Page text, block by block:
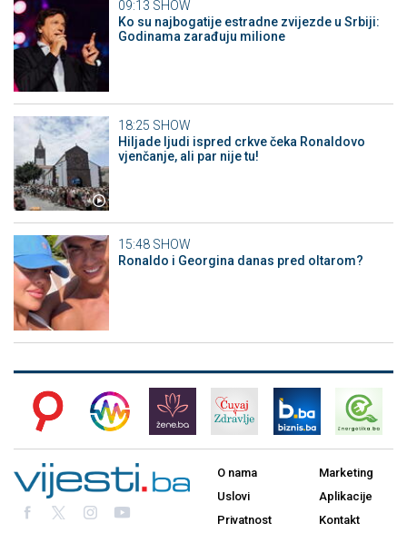
09:13 SHOW
Ko su najbogatije estradne zvijezde u Srbiji:
Godinama zarađuju milione
18:25 SHOW
Hiljade ljudi ispred crkve čeka Ronaldovo
vjenčanje, ali par nije tu!
15:48 SHOW
Ronaldo i Georgina danas pred oltarom?
O nama
Uslovi
Privatnost
Marketing
Aplikacije
Kontakt